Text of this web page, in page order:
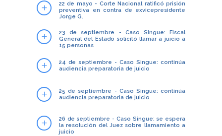
22 de mayo - Corte Nacional ratificó prisión
preventiva en contra de exvicepresidente
Jorge G.
23 de septiembre - Caso Singue: Fiscal
General del Estado solicitó llamar a juicio a
15 personas
24 de septiembre - Caso Singue: continúa
audiencia preparatoria de juicio
25 de septiembre - Caso Singue: continúa
audiencia preparatoria de juicio
26 de septiembre - Caso Singue: se espera
la resolución del Juez sobre llamamiento a
juicio